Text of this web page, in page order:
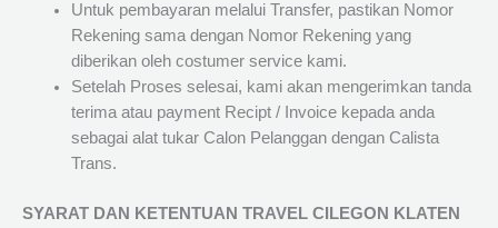
Untuk pembayaran melalui Transfer, pastikan Nomor
Rekening sama dengan Nomor Rekening yang
diberikan oleh costumer service kami.
Setelah Proses selesai, kami akan mengerimkan tanda
terima atau payment Recipt / Invoice kepada anda
sebagai alat tukar Calon Pelanggan dengan Calista
Trans.
SYARAT DAN KETENTUAN TRAVEL CILEGON KLATEN